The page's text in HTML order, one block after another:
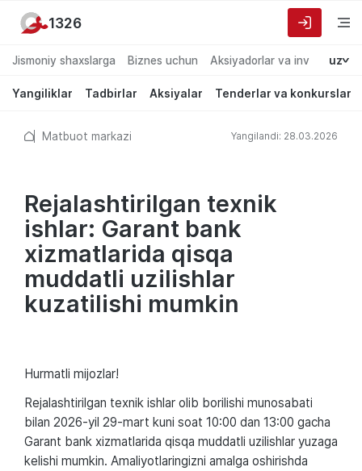
Jismoniy shaxslarga Biznes uchun Aksiyadorlar va investorlarga
uz
Yangiliklar Tadbirlar Aksiyalar Tenderlar va konkurslar
1326
Matbuot markazi Yangilandi: 28.03.2026
Rejalashtirilgan texnik
ishlar: Garant bank
xizmatlarida qisqa
muddatli uzilishlar
kuzatilishi mumkin
Hurmatli mijozlar!
Rejalashtirilgan texnik ishlar olib borilishi munosabati
bilan 2026-yil 29-mart kuni soat 10:00 dan 13:00 gacha
Garant bank xizmatlarida qisqa muddatli uzilishlar yuzaga
kelishi mumkin. Amaliyotlaringizni amalga oshirishda